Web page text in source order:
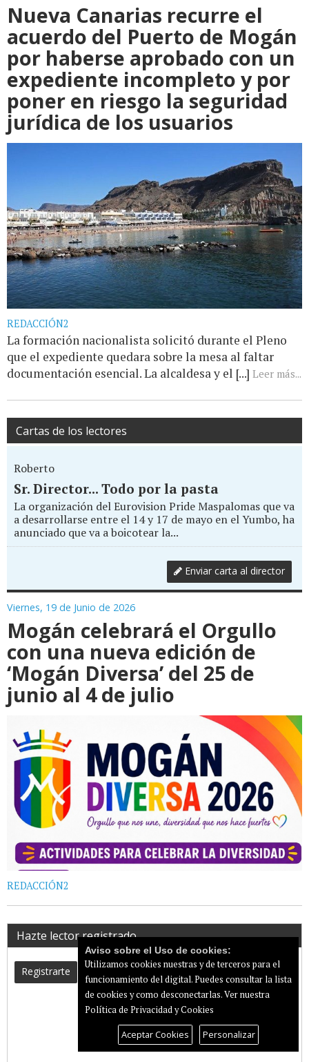
Nueva Canarias recurre el
acuerdo del Puerto de Mogán
por haberse aprobado con un
expediente incompleto y por
poner en riesgo la seguridad
jurídica de los usuarios
REDACCIÓN2
La formación nacionalista solicitó durante el Pleno
que el expediente quedara sobre la mesa al faltar
documentación esencial. La alcaldesa y el [...] Leer más...
Cartas de los lectores
Roberto
Sr. Director... Todo por la pasta
La organización del Eurovision Pride Maspalomas que va
a desarrollarse entre el 14 y 17 de mayo en el Yumbo, ha
anunciado que va a boicotear la...
Enviar carta al director
Viernes, 19 de Junio de 2026
Mogán celebrará el Orgullo
con una nueva edición de
‘Mogán Diversa’ del 25 de
junio al 4 de julio
REDACCIÓN2
Hazte lector registrado
Registrarte
Aviso sobre el Uso de cookies:
Utilizamos cookies nuestras y de terceros para el
funcionamiento del digital. Puedes consultar la lista
de cookies y como desconectarlas.Ver nuestra
Política de Privacidad y Cookies
Aceptar Cookies Personalizar